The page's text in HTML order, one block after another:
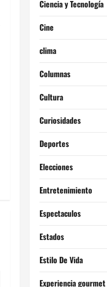
Ciencia y Tecnología
Cine
clima
Columnas
Cultura
Curiosidades
Deportes
Elecciones
Entretenimiento
Espectaculos
Estados
Estilo De Vida
Experiencia gourmet